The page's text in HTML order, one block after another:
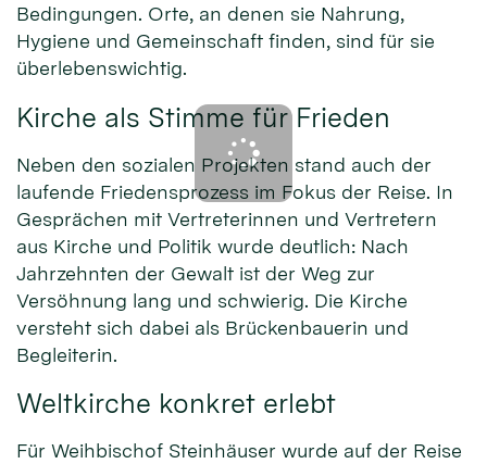
Bedingungen. Orte, an denen sie Nahrung,
Hygiene und Gemeinschaft finden, sind für sie
überlebenswichtig.
Kirche als Stimme für Frieden
Neben den sozialen Projekten stand auch der
laufende Friedensprozess im Fokus der Reise. In
Gesprächen mit Vertreterinnen und Vertretern
aus Kirche und Politik wurde deutlich: Nach
Jahrzehnten der Gewalt ist der Weg zur
Versöhnung lang und schwierig. Die Kirche
versteht sich dabei als Brückenbauerin und
Begleiterin.
Weltkirche konkret erlebt
Für Weihbischof Steinhäuser wurde auf der Reise